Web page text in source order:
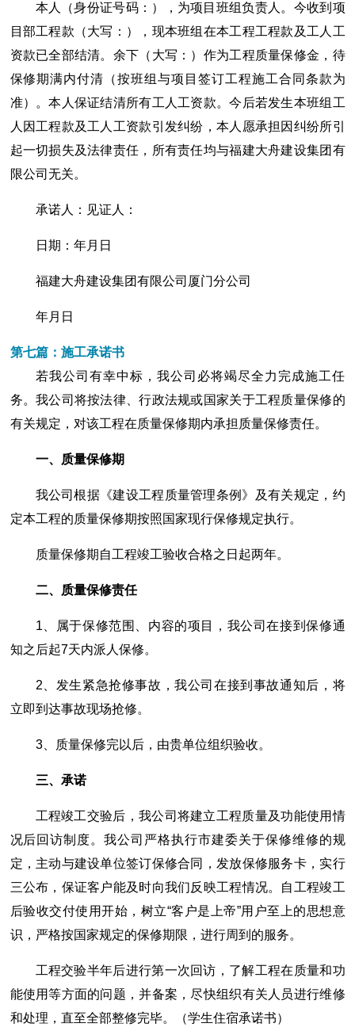
本人（身份证号码：），为项目班组负责人。今收到项
目部工程款（大写：），现本班组在本工程工程款及工人工
资款已全部结清。余下（大写：）作为工程质量保修金，待
保修期满内付清（按班组与项目签订工程施工合同条款为
准）。本人保证结清所有工人工资款。今后若发生本班组工
人因工程款及工人工资款引发纠纷，本人愿承担因纠纷所引
起一切损失及法律责任，所有责任均与福建大舟建设集团有
限公司无关。
承诺人：见证人：
日期：年月日
福建大舟建设集团有限公司厦门分公司
年月日
第七篇：施工承诺书
若我公司有幸中标，我公司必将竭尽全力完成施工任
务。我公司将按法律、行政法规或国家关于工程质量保修的
有关规定，对该工程在质量保修期内承担质量保修责任。
一、质量保修期
我公司根据《建设工程质量管理条例》及有关规定，约
定本工程的质量保修期按照国家现行保修规定执行。
质量保修期自工程竣工验收合格之日起两年。
二、质量保修责任
1、属于保修范围、内容的项目，我公司在接到保修通
知之后起7天内派人保修。
2、发生紧急抢修事故，我公司在接到事故通知后，将
立即到达事故现场抢修。
3、质量保修完以后，由贵单位组织验收。
三、承诺
工程竣工交验后，我公司将建立工程质量及功能使用情
况后回访制度。我公司严格执行市建委关于保修维修的规
定，主动与建设单位签订保修合同，发放保修服务卡，实行
三公布，保证客户能及时向我们反映工程情况。自工程竣工
后验收交付使用开始，树立“客户是上帝”用户至上的思想意
识，严格按国家规定的保修期限，进行周到的服务。
工程交验半年后进行第一次回访，了解工程在质量和功
能使用等方面的问题，并备案，尽快组织有关人员进行维修
和处理，直至全部整修完毕。（学生住宿承诺书）